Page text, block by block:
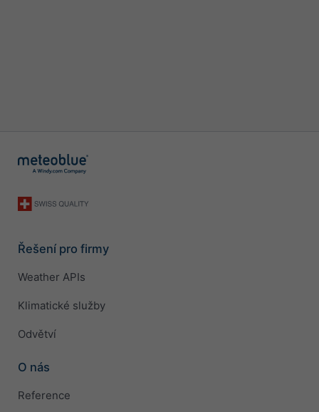
Řešení pro firmy
Weather APIs
Klimatické služby
Odvětví
O nás
Reference